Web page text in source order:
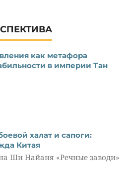
как метафора
в империи Тан
халат и сапоги:
Китая
Ши Найаня «Речные заводи»